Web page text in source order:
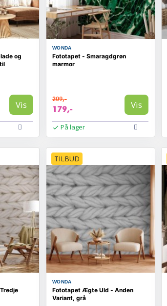
og
Vis
WONDA
Fototapet - Smaragdgrøn
marmor
209,-
179,- Vis
På lager
TILBUD
WONDA
Fototapet Ægte Uld - Anden
Variant, grå